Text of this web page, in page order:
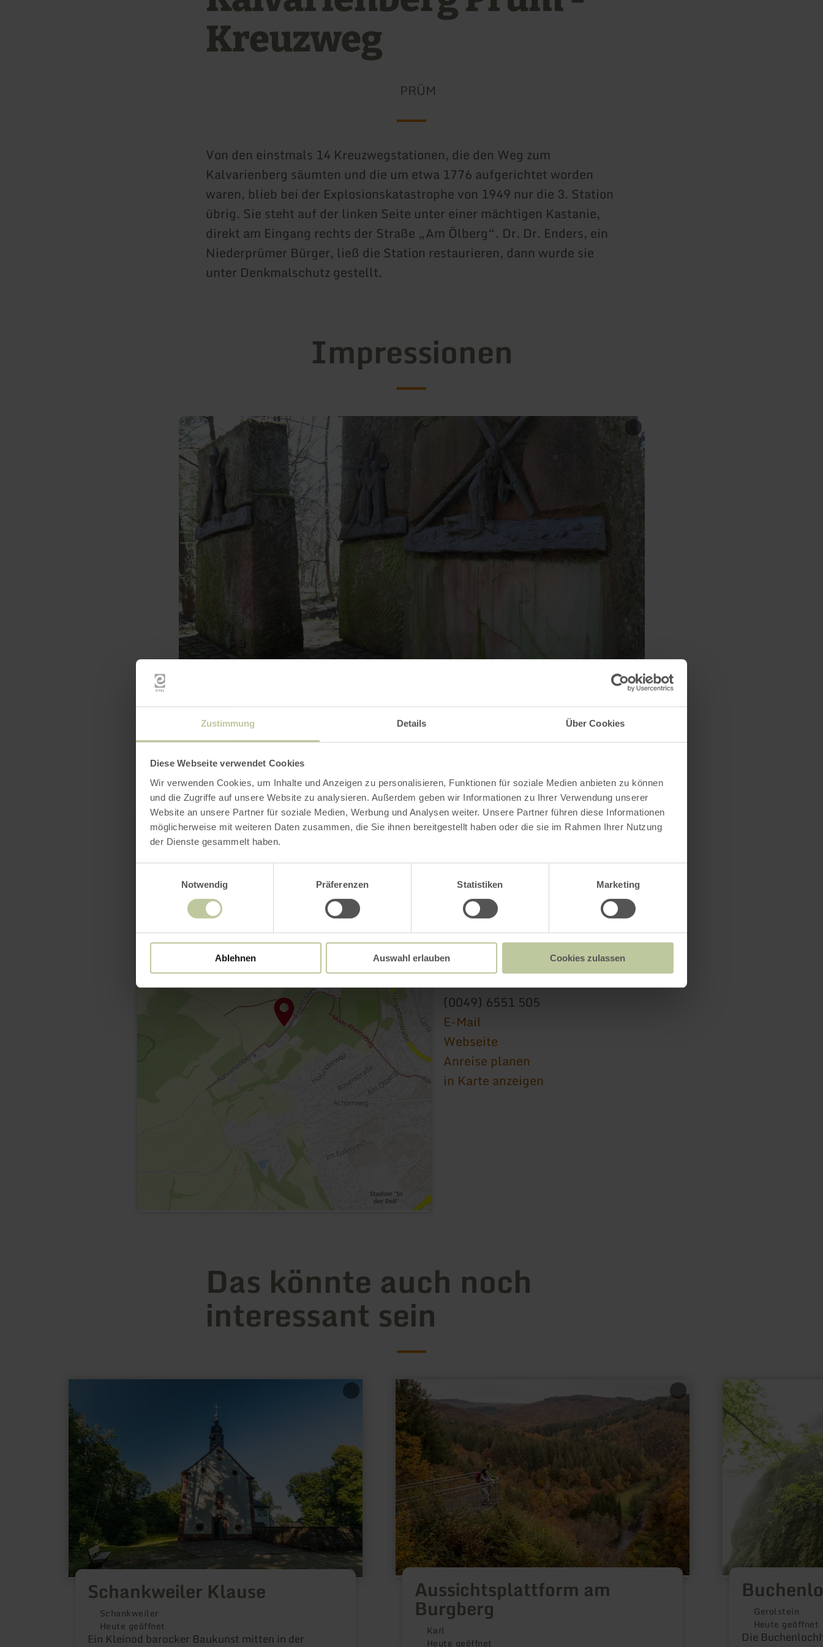
Zustimmung Details Über Cookies
Diese Webseite verwendet Cookies
Wir verwenden Cookies, um Inhalte und Anzeigen zu personalisieren, Funktionen für soziale Medien anbieten zu können
und die Zugriffe auf unsere Website zu analysieren. Außerdem geben wir Informationen zu Ihrer Verwendung unserer
Website an unsere Partner für soziale Medien, Werbung und Analysen weiter. Unsere Partner führen diese Informationen
möglicherweise mit weiteren Daten zusammen, die Sie ihnen bereitgestellt haben oder die sie im Rahmen Ihrer Nutzung
der Dienste gesammelt haben.
Notwendig
Präferenzen Statistiken Marketing
Ablehnen Auswahl erlauben Cookies zulassen
Kreuzweg
PRÜM
Von den einstmals 14 Kreuzwegstationen, die den Weg zum
Kalvarienberg säumten und die um etwa 1776 aufgerichtet worden
waren, blieb bei der Explosionskatastrophe von 1949 nur die 3. Station
übrig. Sie steht auf der linken Seite unter einer mächtigen Kastanie,
direkt am Eingang rechts der Straße „Am Ölberg“. Dr. Dr. Enders, ein
Niederprümer Bürger, ließ die Station restaurieren, dann wurde sie
unter Denkmalschutz gestellt.
Impressionen
Kontakt
Tourist-Information Prümer Land
Hahnplatz 1
54595 Prüm
(0049) 6551 505
E-Mail
Webseite
Anreise planen
in Karte anzeigen
Das könnte auch noch
interessant sein
Schankweiler Klause
Schankweiler
Heute geöffnet
Ein Kleinod barocker Baukunst mitten in der
zu:
Schankweiler
Klause
Aussichtsplattform am
Burgberg
Karl
Heute geöffnet
mehr
erfahren
zu:
Aussichtsplattform
am
Burgberg
Gerolstein
Heute geöffnet
Die
mehr
erfahren
zu:
Buchenlochhöhle